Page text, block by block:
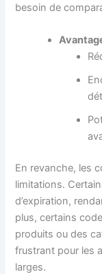
besoin de
En revanche, les
limitations.
d’expiration,
plus, certains
produits ou des
frustrant pour les
larges.